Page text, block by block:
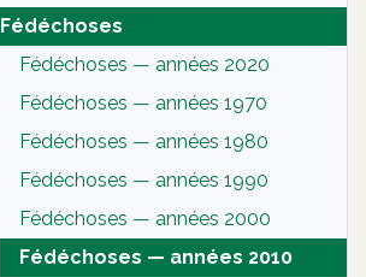
Fédéchoses
Fédéchoses — années 2020
Fédéchoses — années 1970
Fédéchoses — années 1980
Fédéchoses — années 1990
Fédéchoses — années 2000
Fédéchoses — années 2010